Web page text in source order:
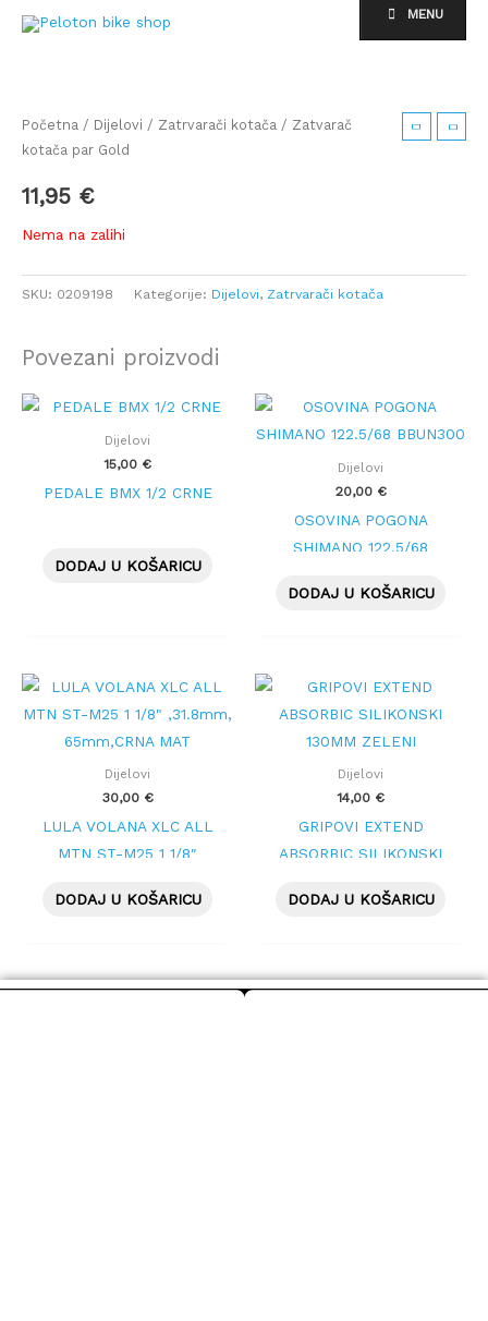
Skip
MENU
Početna / Dijelovi / Zatrvarači kotača / Zatvarač
kotača par Gold
11,95 €
Nema na zalihi
SKU: 0209198 Kategorije: Dijelovi, Zatrvarači kotača
Povezani proizvodi
Dijelovi
15,00 €
PEDALE BMX 1/2 CRNE
DODAJ U KOŠARICU
Dijelovi
20,00 €
OSOVINA POGONA
SHIMANO 122.5/68
DODAJ U KOŠARICU
Dijelovi
30,00 €
LULA VOLANA XLC ALL
MTN ST-M25 1 1/8″
MAT
DODAJ U KOŠARICU
Dijelovi
14,00 €
GRIPOVI EXTEND
ABSORBIC SILIKONSKI
DODAJ U KOŠARICU